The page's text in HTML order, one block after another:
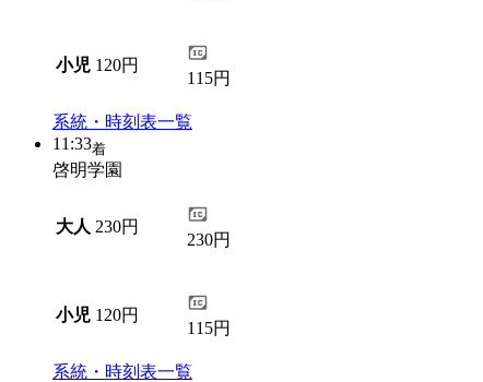
小児 120円
115円
系統・時刻表一覧
11:33着
啓明学園
大人 230円
230円
小児 120円
115円
系統・時刻表一覧